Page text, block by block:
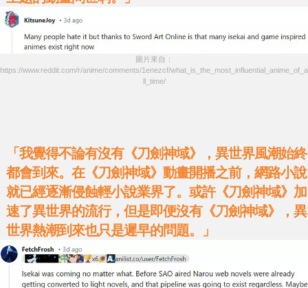
圖片來自：
https://www.reddit.com/r/anime/comments/1enezcf/what_is_the_most_influential_anime_of_a
ll_time/
「我覺得不論有沒有《刀劍神域》，異世界風潮始終
都會到來。在《刀劍神域》動畫開播之前，網路小說
就已經逐漸侵蝕輕小說業界了。或許《刀劍神域》加
速了異世界的流行，但是即便沒有《刀劍神域》，異
世界熱潮到來也只是遲早的問題。」